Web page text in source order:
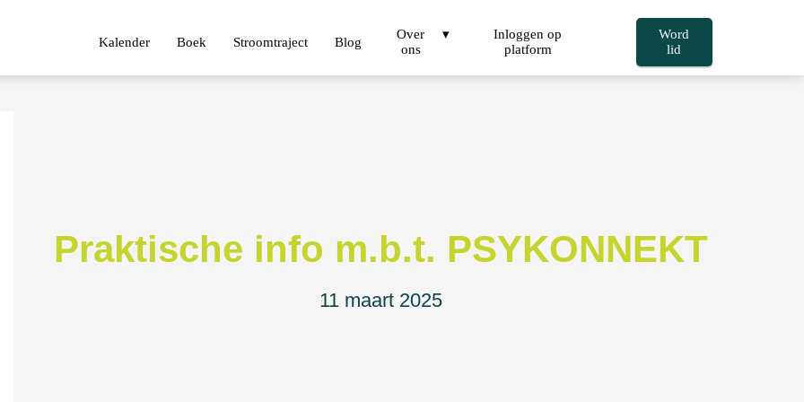
Kalender Boek Stroomtraject Blog
Over
ons
Inloggen op
platform
Word
lid
Praktische info m.b.t. PSYKONNEKT
11 maart 2025